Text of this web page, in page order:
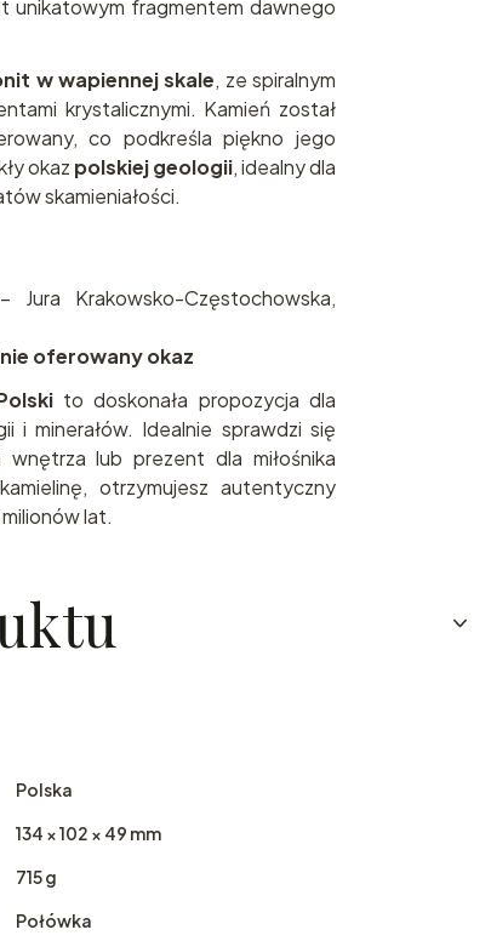
unikatowym fragmentem dawnego
w wapiennej skale, ze spiralnym
krystalicznymi. Kamień został
co podkreśla piękno jego
okaz polskiej geologii, idealny dla
skamieniałości.
Jura Krakowsko-Częstochowska,
oferowany okaz
to doskonała propozycja dla
i minerałów. Idealnie sprawdzi się
lub prezent dla miłośnika
otrzymujesz autentyczny
lat.
Polska
134 × 102 × 49 mm
715 g
Połówka